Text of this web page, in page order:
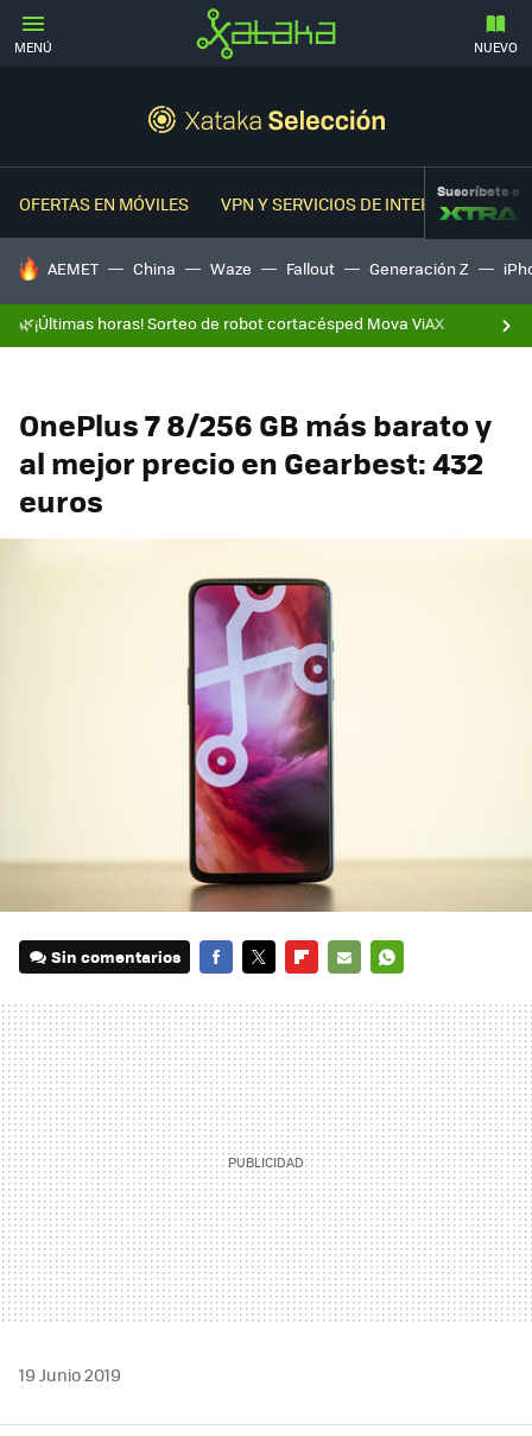
MENÚ NUEVO
OFERTAS EN MÓVILES VPN Y SERVICIOS DE INTERNETSuscríbete a
HOY SE HABLA DE
AEMET China Waze Fallout Generación Z
🌿¡Últimas horas! Sorteo de robot cortacésped Mova ViAX
OnePlus 7 8/256 GB más barato y
al mejor precio en Gearbest: 432
euros
Sin comentarios
MAIL
19 Junio 2019